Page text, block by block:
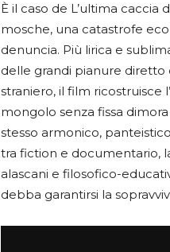
È il caso de L’ultima
mosche, una catastrofe
denuncia. Più lirica e
delle grandi pianure diretto
straniero, il film ricostruisce
mongolo senza fissa
stesso armonico,
tra fiction e documentario,
alascani e filosofico-
debba garantirsi la